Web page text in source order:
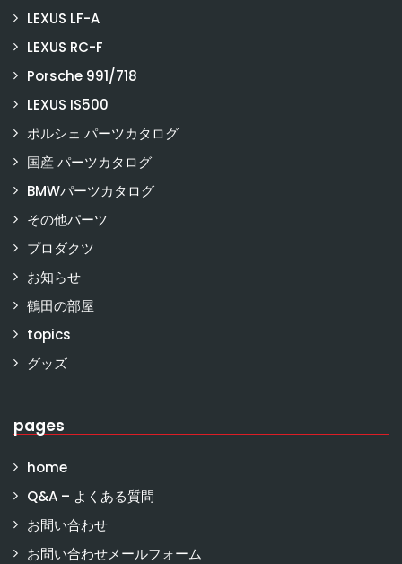
LEXUS LF-A
LEXUS RC-F
Porsche 991/718
LEXUS IS500
ポルシェ パーツカタログ
国産 パーツカタログ
BMWパーツカタログ
その他パーツ
プロダクツ
お知らせ
鶴田の部屋
topics
グッズ
pages
home
Q&A – よくある質問
お問い合わせ
お問い合わせメールフォーム